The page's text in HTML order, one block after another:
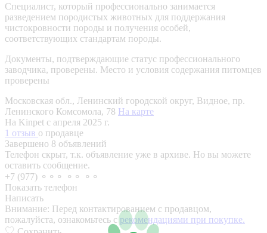
Специалист, который профессионально занимается
разведением породистых животных для поддержания
чистокровности породы и получения особей,
соответствующих стандартам породы.
Документы, подтверждающие статус профессионального
заводчика, проверены. Место и условия содержания питомцев
проверены
Московская обл., Ленинский городской округ, Видное, пр.
Ленинского Комсомола, 78 На карте
На Kinpet c апреля 2025 г.
1 отзыв о продавце
Завершено 8 объявлений
Телефон скрыт, т.к. объявление уже в архиве. Но вы можете
оставить сообщение.
+7 (977) ⚬⚬⚬ ⚬⚬ ⚬⚬
Показать телефон
Написать
Внимание: Перед контактированием с продавцом,
пожалуйста, ознакомьтесь срекомендациями при покупке.